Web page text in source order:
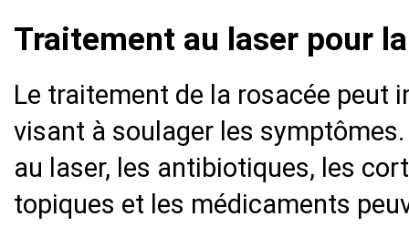
Traitement au laser pour
Le traitement de la rosacée peut
visant à soulager les
au laser, les antibiotiques, les
topiques et les médicaments